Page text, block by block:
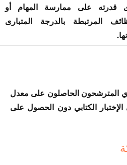
قدرته على ممارسة المهام أو
المرتبطة بالدرجة المتبارى
المترشحون الحاصلون على معدل
عن 12 على 20 في الإختبار الكتابي دون الحصول على